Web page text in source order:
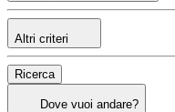
Altri criteri
Ricerca
Dove vuoi andare?